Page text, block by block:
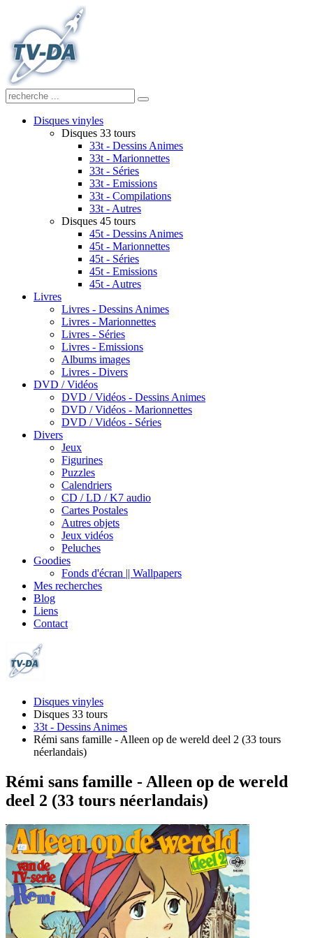
Disques vinyles
Disques 33 tours
33t - Dessins Animes
33t - Marionnettes
33t - Séries
33t - Emissions
33t - Compilations
33t - Autres
Disques 45 tours
45t - Dessins Animes
45t - Marionnettes
45t - Séries
45t - Emissions
45t - Autres
Livres
Livres - Dessins Animes
Livres - Marionnettes
Livres - Séries
Livres - Emissions
Albums images
Livres - Divers
DVD / Vidéos
DVD / Vidéos - Dessins Animes
DVD / Vidéos - Marionnettes
DVD / Vidéos - Séries
Divers
Jeux
Figurines
Puzzles
Calendriers
CD / LD / K7 audio
Cartes Postales
Autres objets
Jeux vidéos
Peluches
Goodies
Fonds d'écran || Wallpapers
Mes recherches
Blog
Liens
Contact
Disques vinyles
Disques 33 tours
33t - Dessins Animes
Rémi sans famille - Alleen op de wereld deel 2 (33 tours
néerlandais)
Rémi sans famille - Alleen op de wereld
deel 2 (33 tours néerlandais)